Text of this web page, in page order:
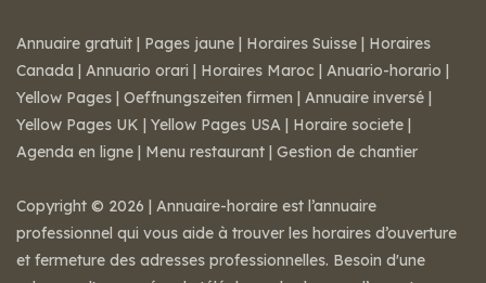
Annuaire gratuit | Pages jaune | Horaires Suisse | Horaires
Canada | Annuario orari | Horaires Maroc | Anuario-horario |
Yellow Pages | Oeffnungszeiten firmen | Annuaire inversé |
Yellow Pages UK | Yellow Pages USA | Horaire societe |
Agenda en ligne | Menu restaurant | Gestion de chantier
Copyright © 2026 | Annuaire-horaire est l’annuaire
professionnel qui vous aide à trouver les horaires d’ouverture
et fermeture des adresses professionnelles. Besoin d'une